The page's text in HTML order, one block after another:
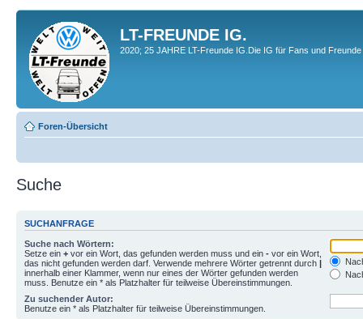
LT-FREUNDE IG.
2020; 25 JAHRE LT-Freunde IG.Die IG für Fans und
Foren-Übersicht
Suche
SUCHANFRAGE
Suche nach Wörtern:
Setze ein + vor ein Wort, das gefunden werden muss und ein - vor ein Wort,
das nicht gefunden werden darf. Verwende mehrere Wörter getrennt durch |
innerhalb einer Klammer, wenn nur eines der Wörter gefunden werden
muss. Benutze ein * als Platzhalter für teilweise Übereinstimmungen.
Zu suchender Autor:
Benutze ein * als Platzhalter für teilweise Übereinstimmungen.